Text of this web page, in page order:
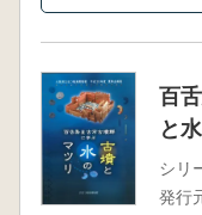
百
と
シリ
発行